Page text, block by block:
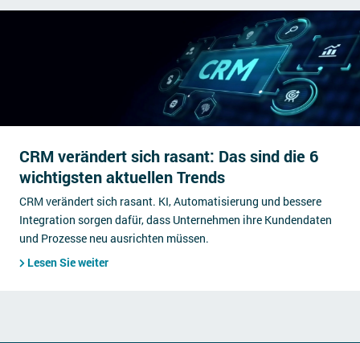
CRM verändert sich rasant: Das sind die 6
wichtigsten aktuellen Trends
CRM verändert sich rasant. KI, Automatisierung und bessere
Integration sorgen dafür, dass Unternehmen ihre Kundendaten
und Prozesse neu ausrichten müssen.
Lesen Sie weiter